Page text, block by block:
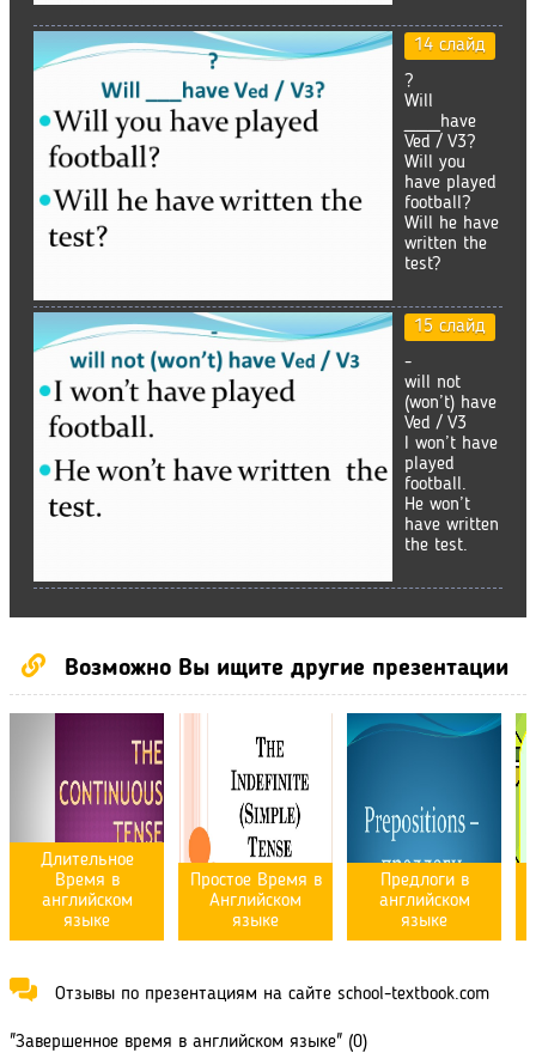
14 слайд
?
Will
___have
Ved / V3?
Will you
have played
football?
Will he have
written the
test?
15 слайд
-
will not
(won’t) have
Ved / V3
I won’t have
played
football.
He won’t
have written
the test.
Возможно Вы ищите другие презентации
Длительное
Время в
английском
языке
Простое Время в
Английском
языке
Предлоги в
английском
языке
Отзывы по презентациям на сайте school-textbook.com
"Завершенное время в английском языке" (0)